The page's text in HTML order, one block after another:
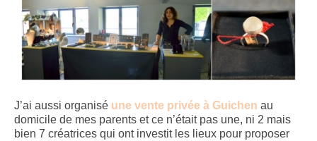
J’ai aussi organisé une vente privée à Guichen au
domicile de mes parents et ce n’était pas une, ni 2 mais
bien 7 créatrices qui ont investit les lieux pour proposer